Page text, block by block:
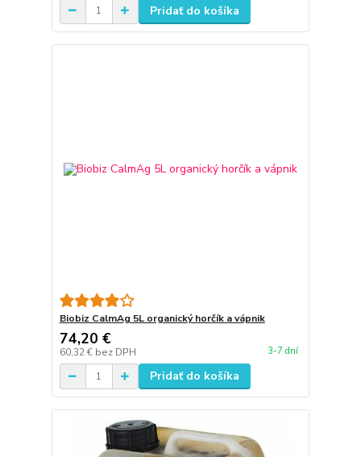
Pridať do košíka
Biobiz CalmAg 5L organický horčík a vápnik
74,20 €
60,32 € bez DPH 3-7 dní
Pridať do košíka